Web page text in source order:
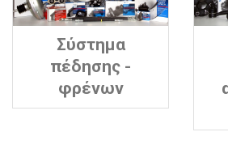
Σύστημα
πέδησης -
φρένων